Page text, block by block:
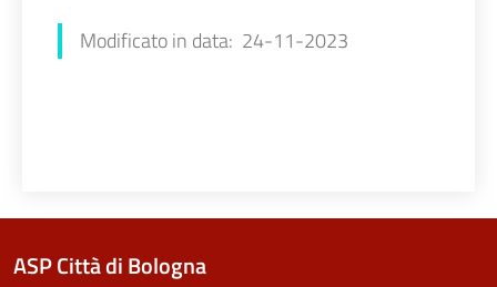
Modificato in data: 24-11-2023
ASP Città di Bologna